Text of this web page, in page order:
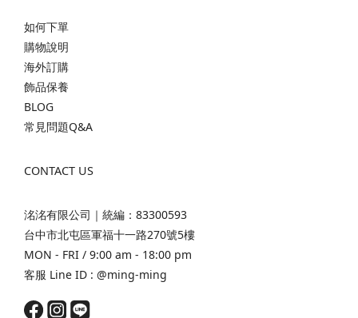
如何下單
購物說明
海外訂購
飾品保養
BLOG
常見問題Q&A
CONTACT US
洺洺有限公司｜統編：83300593
台中市北屯區軍福十一路270號5樓
MON - FRI / 9:00 am - 18:00 pm
客服 Line ID : @ming-ming